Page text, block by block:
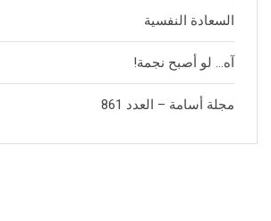
السعادة النفسية
آه… لو أصبح نجمة!
مجلة أسامة – العدد 861